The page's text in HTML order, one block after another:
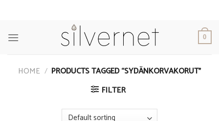
0
HOME / PRODUCTS TAGGED “SYDÄNKORVAKORUT”
FILTER